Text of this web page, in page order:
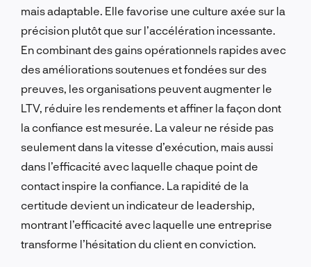
mais adaptable. Elle favorise une culture axée sur la
précision plutôt que sur l’accélération incessante.
En combinant des gains opérationnels rapides avec
des améliorations soutenues et fondées sur des
preuves, les organisations peuvent augmenter le
LTV, réduire les rendements et affiner la façon dont
la confiance est mesurée. La valeur ne réside pas
seulement dans la vitesse d’exécution, mais aussi
dans l’efficacité avec laquelle chaque point de
contact inspire la confiance. La rapidité de la
certitude devient un indicateur de leadership,
montrant l’efficacité avec laquelle une entreprise
transforme l’hésitation du client en conviction.